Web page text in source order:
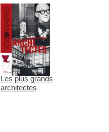
Les plus grands
architectes